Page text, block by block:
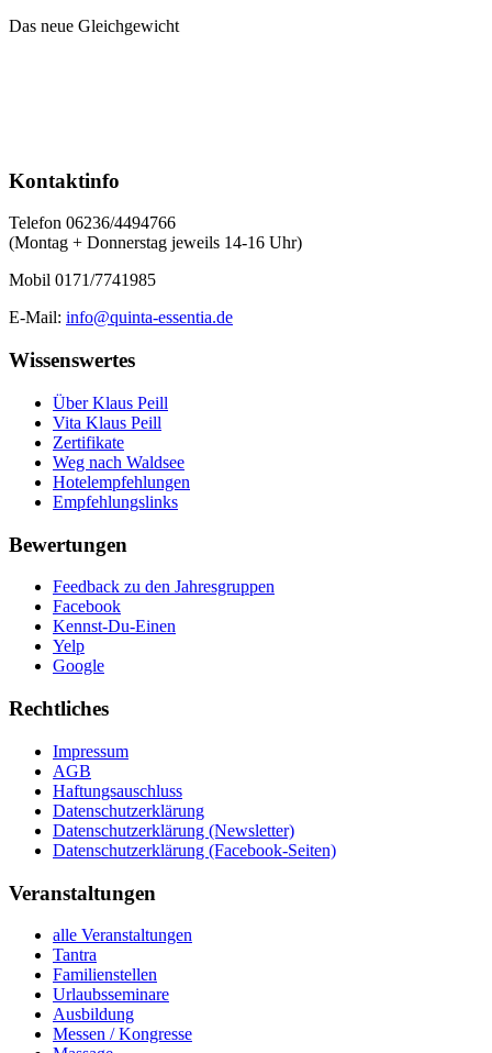
Das neue Gleichgewicht
Kontaktinfo
Telefon 06236/4494766
(Montag + Donnerstag jeweils 14-16 Uhr)
Mobil 0171/7741985
E-Mail: info@quinta-essentia.de
Wissenswertes
Über Klaus Peill
Vita Klaus Peill
Zertifikate
Weg nach Waldsee
Hotelempfehlungen
Empfehlungslinks
Bewertungen
Feedback zu den Jahresgruppen
Facebook
Kennst-Du-Einen
Yelp
Google
Rechtliches
Impressum
AGB
Haftungsauschluss
Datenschutzerklärung
Datenschutzerklärung (Newsletter)
Datenschutzerklärung (Facebook-Seiten)
Veranstaltungen
alle Veranstaltungen
Tantra
Familienstellen
Urlaubsseminare
Ausbildung
Messen / Kongresse